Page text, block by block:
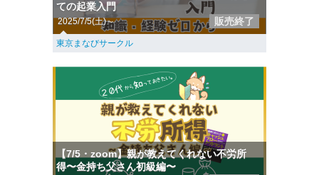
ての起業入門
2025/7/5(土)～ 販売終了
東京まなびサークル
【7/5・zoom】親が教えてくれない不労所
得〜金持ち父さん初級編〜